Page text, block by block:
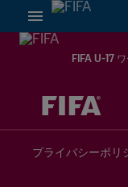
FIFA U-17
未定 vs 未定
プライバシーポリ